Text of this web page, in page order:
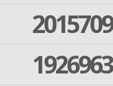
2015709
1926963